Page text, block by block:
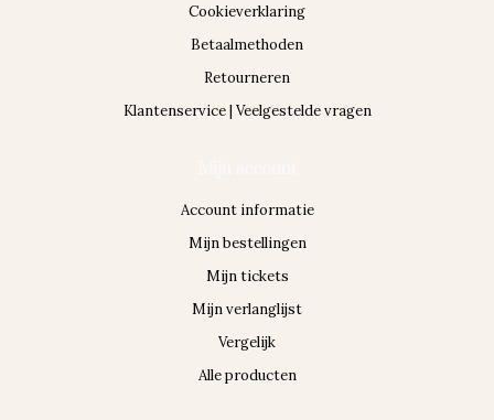
Cookieverklaring
Betaalmethoden
Retourneren
Klantenservice | Veelgestelde vragen
Account informatie
Mijn bestellingen
Mijn tickets
Mijn verlanglijst
Vergelijk
Alle producten